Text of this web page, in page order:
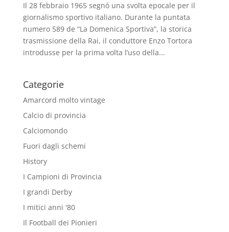
Il 28 febbraio 1965 segnò una svolta epocale per il
giornalismo sportivo italiano. Durante la puntata
numero 589 de “La Domenica Sportiva”, la storica
trasmissione della Rai, il conduttore Enzo Tortora
introdusse per la prima volta l’uso della...
Categorie
Amarcord molto vintage
Calcio di provincia
Calciomondo
Fuori dagli schemi
History
I Campioni di Provincia
I grandi Derby
I mitici anni '80
Il Football dei Pionieri